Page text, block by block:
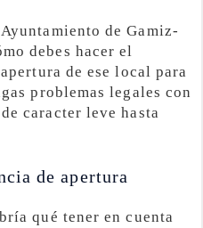
de Gamiz-
debes hacer el
de ese local para
problemas legales con
caracter leve hasta
de apertura
qué tener en cuenta